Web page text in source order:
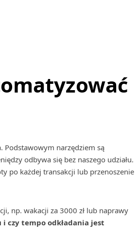
Podstawowym narzędziem są
odbywa się bez naszego udziału.
po każdej transakcji lub przenoszenie
np. wakacji za 3000 zł lub naprawy
czy tempo odkładania jest